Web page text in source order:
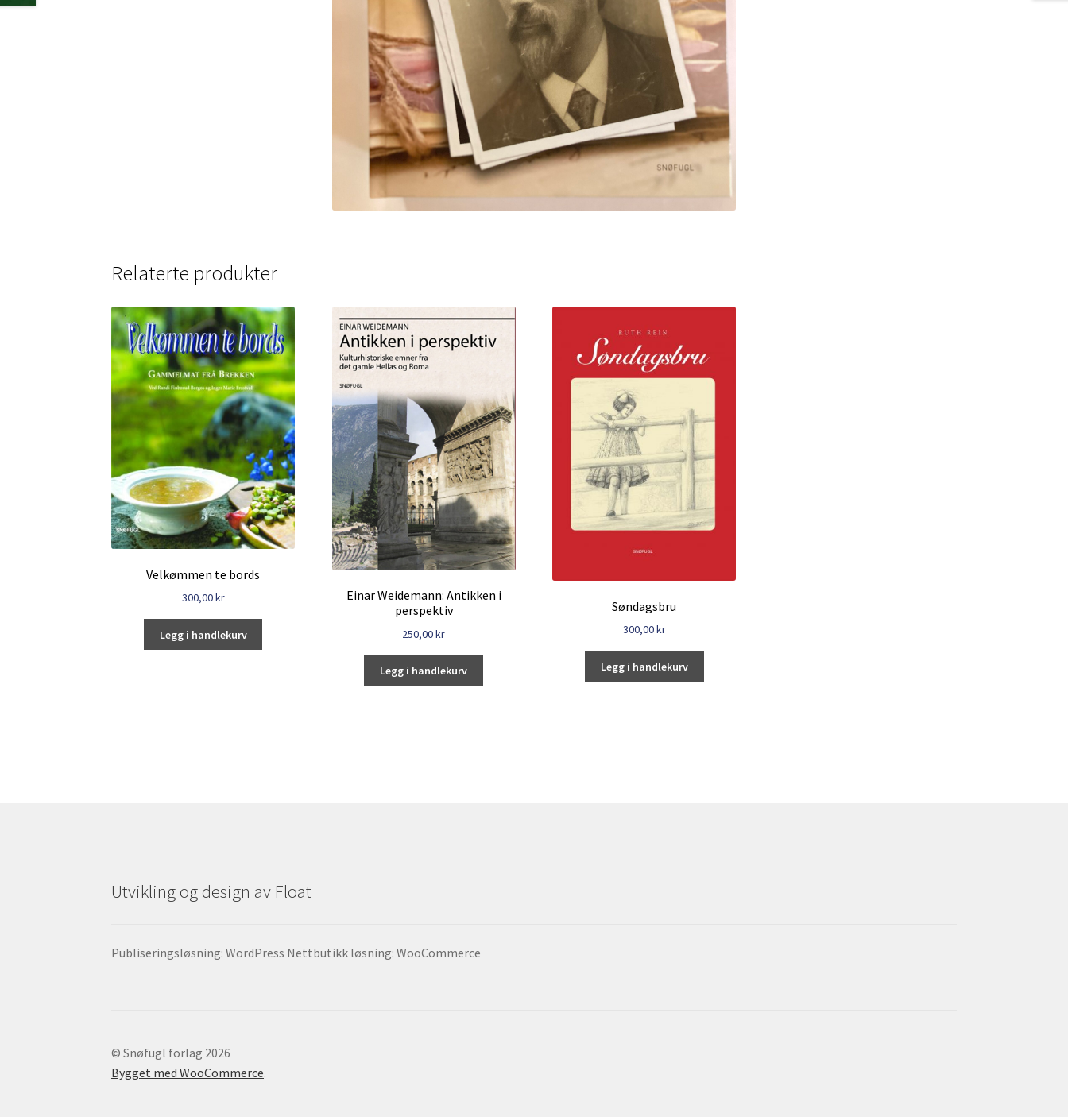
Relaterte produkter
Velkømmen te bords
300,00kr
Legg i handlekurv
Einar Weidemann: Antikken i
perspektiv
250,00kr
Legg i handlekurv
Søndagsbru
300,00kr
Legg i handlekurv
Utvikling og design av Float
Publiseringsløsning: WordPress Nettbutikk løsning: WooCommerce
© Snøfugl forlag 2026
Bygget med WooCommerce.